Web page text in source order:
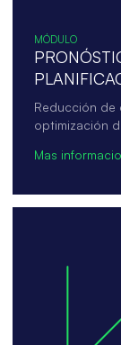
MÓDULO
Reducción
optimización
Mas